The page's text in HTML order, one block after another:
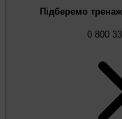
Підберемо
0 800